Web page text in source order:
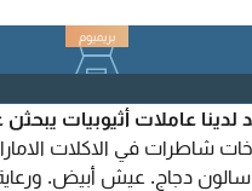
لدينا عاملات أثيوبيات
شاطرات في الاكلات
سالون دجاج. عيش أبيض.